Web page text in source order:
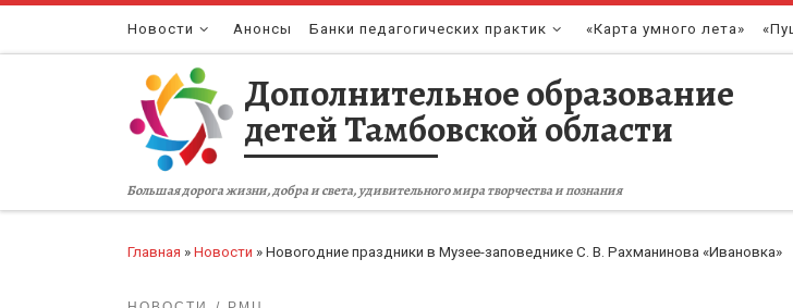
Перейти к содержимому
Новости Анонсы Банки педагогических практик «Карта умного лета»
Дополнительное образование
детей Тамбовской области
Большая дорога жизни, добра и света, удивительного мира творчества и познания
Главная » Новости » Новогодние праздники в Музее-заповеднике С. В. Рахманинова «Ивановка»